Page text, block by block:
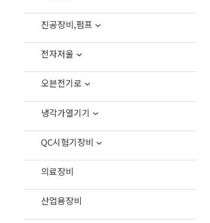
진공장비,펌프
전자저울
오븐전기로
냉각가열기기
QC시험기장비
의료장비
산업용장비